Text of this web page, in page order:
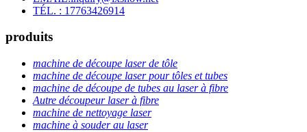
TÉL. : 17763426914
produits
machine de découpe laser de tôle
machine de découpe laser pour tôles et tubes
machine de découpe de tubes au laser à fibre
Autre découpeur laser à fibre
machine de nettoyage laser
machine à souder au laser